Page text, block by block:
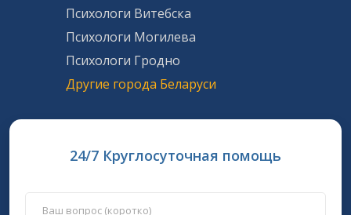
Психологи Витебска
Психологи Могилева
Психологи Гродно
Другие города Беларуси
24/7 Круглосуточная помощь